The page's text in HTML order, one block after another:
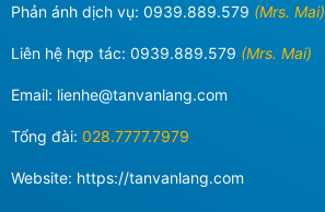
Phản ánh dịch vụ: 0939.889.579 (Mrs. Mai)
Liên hệ hợp tác: 0939.889.579 (Mrs. Mai)
Email: lienhe@tanvanlang.com
Tổng đài: 028.7777.7979
Website: https://tanvanlang.com